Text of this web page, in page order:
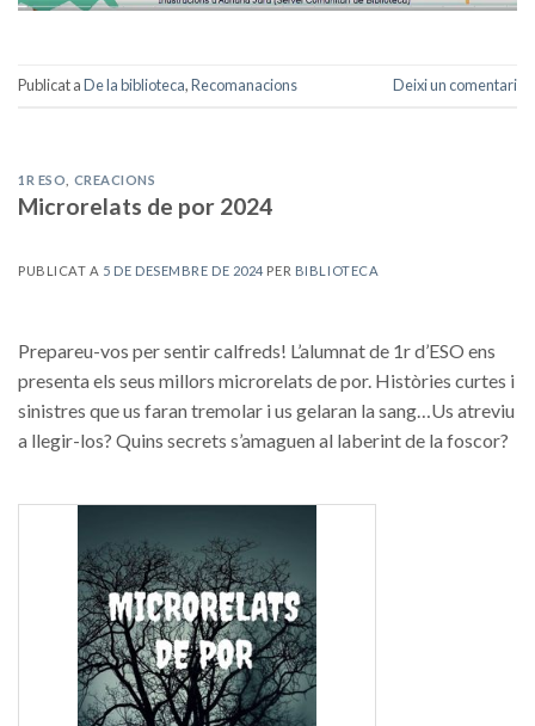
Publicat aDe la biblioteca,Recomanacions Deixi un comentari
1R ESO CREACIONS
Microrelats de por 2024
PUBLICAT A 5 DE DESEMBRE DE 2024 PER BIBLIOTECA
Prepareu-vos per sentir calfreds! L’alumnat de 1r d’ESO ens
presenta els seus millors microrelats de por. Històries curtes i
sinistres que us faran tremolar i us gelaran la sang…Us atreviu
a llegir-los? Quins secrets s’amaguen al laberint de la foscor?